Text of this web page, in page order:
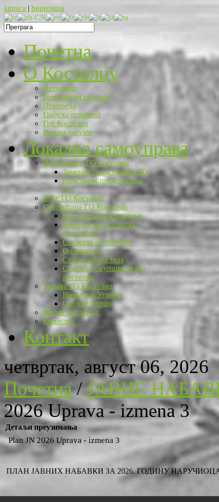
latinica | ћирилица
Почетна
O Костолцу
Историјат
Географски положај
Привреда
Градска општина
Грб Костолца
Важни датуми
Локална самоуправа
Председник ГО Костолац
Заменик председника ГО
Помоћник председника
ГО
Веће ГО Костолац
Скупштина ГО Костолац
Председник скупштине
Заменик председника
скупштине
Секретар скупштине
Одборници
Стална радна тела
Седнице Скупштине ГО
Костолац
Управа ГО Костолац
Начелник Управе
Службе Управе
Месне заједнице
Комисије
Контакт
четвртак, август 06, 2026
Почетна/ЈАВНЕ
2026 Uprava - izmena 3
Детаљи преузимања
Plan JN 2026 Uprava - izmena 3
ПЛАН ЈАВНИХ НАБАВКИ ЗА 2026. ГОДИНУ